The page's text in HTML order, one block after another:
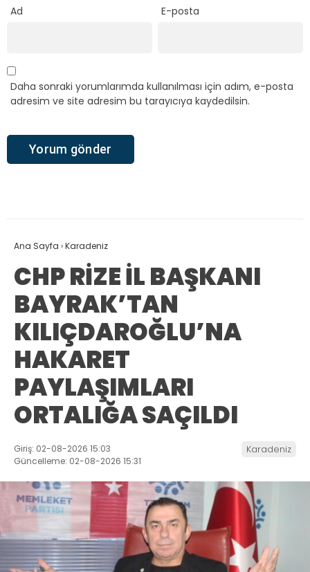
Ad E-posta
Daha sonraki yorumlarımda kullanılması için adım, e-posta
adresim ve site adresim bu tarayıcıya kaydedilsin.
Ana Sayfa ›Karadeniz
CHP RİZE İL BAŞKANI
BAYRAK’TAN
KILIÇDAROĞLU’NA
HAKARET
PAYLAŞIMLARI
ORTALIĞA SAÇILDI
Giriş: 02-08-2026 15:03
Güncelleme: 02-08-2026 15:31
Karadeniz